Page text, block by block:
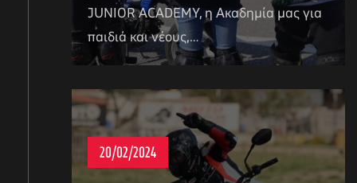
JUNIOR ACADEMY, η Aκαδημία μας για
παιδιά και νέους,…
20/02/2024